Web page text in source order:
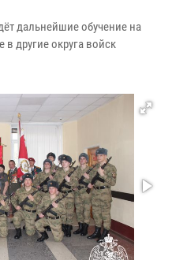
дальнейшие обучение на
в другие округа войск